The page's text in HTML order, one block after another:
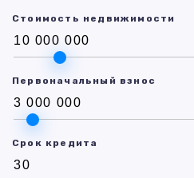
Стоимость недвижимости
Первоначальный взнос
Срок кредита